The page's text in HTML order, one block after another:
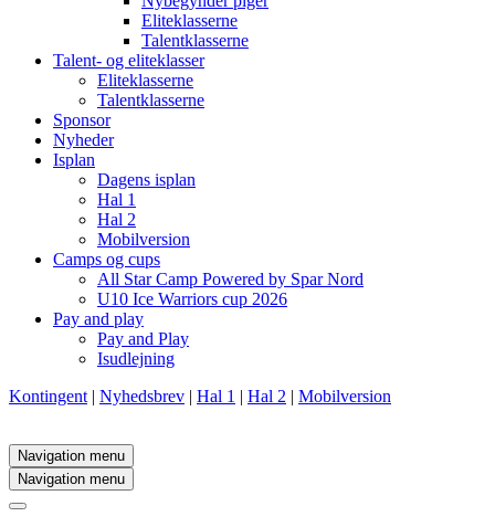
Eliteklasserne
Talentklasserne
Talent- og eliteklasser
Eliteklasserne
Talentklasserne
Sponsor
Nyheder
Isplan
Dagens isplan
Hal 1
Hal 2
Mobilversion
Camps og cups
All Star Camp Powered by Spar Nord
U10 Ice Warriors cup 2026
Pay and play
Pay and Play
Isudlejning
Kontingent | Nyhedsbrev | Hal 1 | Hal 2 | Mobilversion
Navigation menu
Navigation menu